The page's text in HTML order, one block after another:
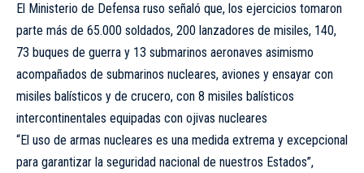
El Ministerio de Defensa ruso señaló que, los ejercicios tomaron
parte más de 65.000 soldados, 200 lanzadores de misiles, 140,
73 buques de guerra y 13 submarinos aeronaves asimismo
acompañados de submarinos nucleares, aviones y ensayar con
misiles balísticos y de crucero, con 8 misiles balísticos
intercontinentales equipadas con ojivas nucleares
“El uso de armas nucleares es una medida extrema y excepcional
para garantizar la seguridad nacional de nuestros Estados”,